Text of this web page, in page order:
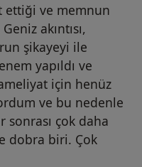
ettiği ve memnun
akıntısı,
şikayeyi ile
yapıldı ve
için henüz
ve bu nedenle
sonrası çok daha
dobra biri. Çok